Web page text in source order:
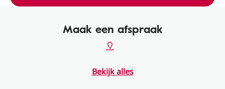
Maak een afspraak
Bekijk alles